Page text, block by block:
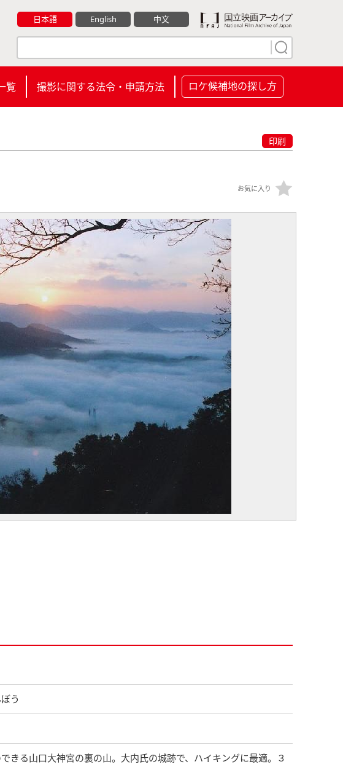
日本語 English 中文
覧 撮影に関する法令・申請方法 ロケ候補地の探し方
印刷
お気に入り
う
きる山口大神宮の裏の山。大内氏の城跡で、ハイキングに最適。３